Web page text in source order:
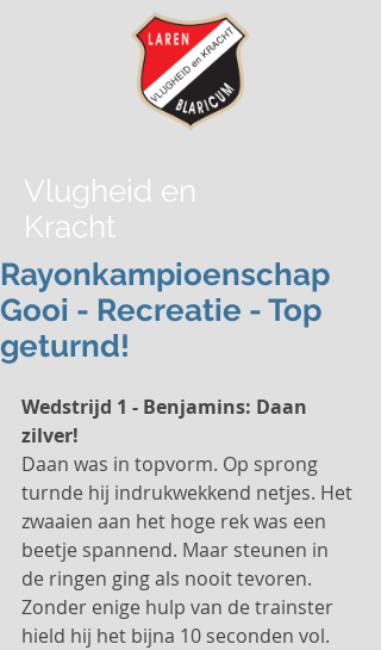
Vlugheid en
Kracht
Rayonkampioenschap
Gooi - Recreatie - Top
geturnd!
Wedstrijd 1 - Benjamins: Daan
zilver!
Daan was in topvorm. Op sprong
turnde hij indrukwekkend netjes. Het
zwaaien aan het hoge rek was een
beetje spannend. Maar steunen in
de ringen ging als nooit tevoren.
Zonder enige hulp van de trainster
hield hij het bijna 10 seconden vol.